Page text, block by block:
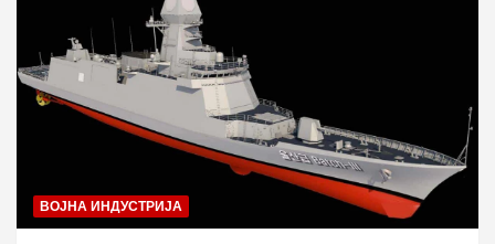
ВОЈНА ИНДУСТРИЈА